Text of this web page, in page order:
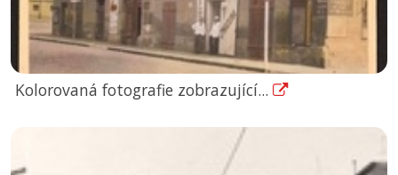
Kolorovaná fotografie zobrazující...